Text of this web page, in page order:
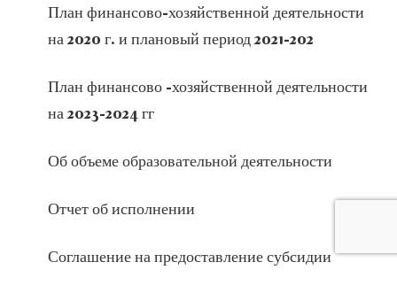
План финансово-хозяйственной деятельности
на 2020 г. и плановый период 2021-202
План финансово -хозяйственной деятельности
на 2023-2024 гг
Об объеме образовательной деятельности
Отчет об исполнении
Соглашение на предоставление субсидии